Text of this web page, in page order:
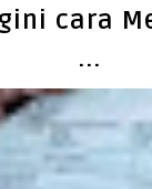
cara
...